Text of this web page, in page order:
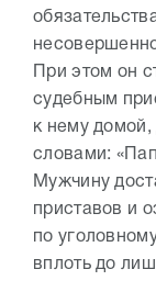
При этом он
судебным
к нему
словами:
Мужчину
приставов и
по
вплоть до